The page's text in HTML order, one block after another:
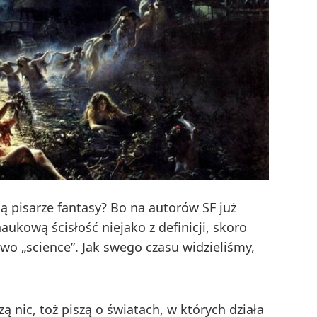
pisarze fantasy? Bo na autorów SF już
ścisłość niejako z definicji, skoro
„science”. Jak swego czasu widzieliśmy,
nic, toż piszą o światach, w których działa